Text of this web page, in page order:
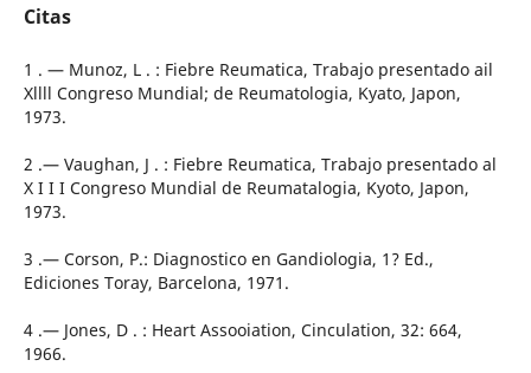
Citas
1 . — Munoz, L . : Fiebre Reumatica, Trabajo presentado ail
Xllll Congreso Mundial; de Reumatologia, Kyato, Japon,
1973.
2 .— Vaughan, J . : Fiebre Reumatica, Trabajo presentado al
X I I I Congreso Mundial de Reumatalogia, Kyoto, Japon,
1973.
3 .— Corson, P.: Diagnostico en Gandiologia, 1? Ed.,
Ediciones Toray, Barcelona, 1971.
4 .— Jones, D . : Heart Assooiation, Cinculation, 32: 664,
1966.